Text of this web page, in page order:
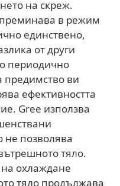
на скреж.
в режим
единствено,
от други
периодично
предимство ви
ефективността
Gree използва
позволява
тяло.
охлаждане
тяло продължава